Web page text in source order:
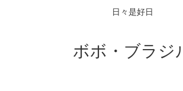
日々是好日
ボボ・ブラジ